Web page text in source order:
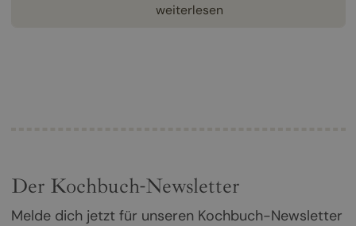
weiterlesen
Der Kochbuch-Newsletter
Melde dich jetzt für unseren Kochbuch-Newsletter